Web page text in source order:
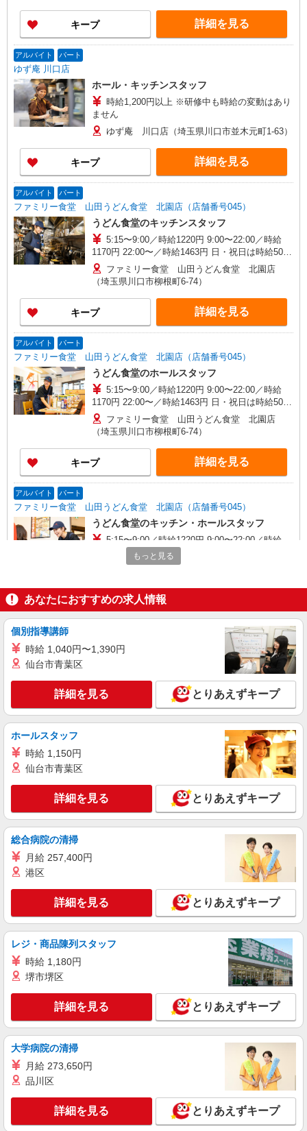
キープ 詳細を見る
アルバイト パート
ゆず庵 川口店
ホール・キッチンスタッフ
時給1,200円以上 ※研修中も時給の変動はあり
ません
ゆず庵 川口店（埼玉県川口市並木元町1-63）
キープ 詳細を見る
アルバイト パート
ファミリー食堂 山田うどん食堂 北園店（店舗番号045）
うどん食堂のキッチンスタッフ
5:15〜9:00／時給1220円 9:00〜22:00／時給
1170円 22:00〜／時給1463円 日・祝日は時給50円
アップ！（9時〜22時）
ファミリー食堂 山田うどん食堂 北園店
（埼玉県川口市柳根町6-74）
キープ 詳細を見る
アルバイト パート
ファミリー食堂 山田うどん食堂 北園店（店舗番号045）
うどん食堂のホールスタッフ
5:15〜9:00／時給1220円 9:00〜22:00／時給
1170円 22:00〜／時給1463円 日・祝日は時給50円
アップ！（9時〜22時）
ファミリー食堂 山田うどん食堂 北園店
（埼玉県川口市柳根町6-74）
キープ 詳細を見る
アルバイト パート
ファミリー食堂 山田うどん食堂 北園店（店舗番号045）
うどん食堂のキッチン・ホールスタッフ
5:15〜9:00／時給1220円 9:00〜22:00／時給
アップ！（9時〜22時）
キープ 詳細を見る
アルバイト
ケンタッキーフライドチキン アリオ川口店
カウンター・キッチンスタッフ ＜優先募集日
時＞土日祝 17:00〜21:00
時給1200円 土日祝祭日時給1250円 ＜高校生＞
時給1200円 土日祝祭日時給1250円
キープ 詳細を見る
パート
ケンタッキーフライドチキン 東川口店
時給1150円 土日祝祭日時給1250円
キープ 詳細を見る
アルバイト パート
ケンタッキーフライドチキン 西川口店
カウンター・キッチンスタッフ ＜優先募集日
時給1200円 ＜高校生＞時給1150円
埼玉県川口市並木3-1-1
詳細を見る
アルバイト パート
ケンタッキーフライドチキン ミエル川口店
カウンター・キッチンスタッフ ＜優先募集日
時＞平日（月〜金） フルタイム
もっと見る
あなたにおすすめの求人情報
個別指導講師
時給 1,040円〜1,390円
仙台市青葉区
詳細を見る とりあえずキープ
ホールスタッフ
時給 1,150円
仙台市青葉区
詳細を見る とりあえずキープ
総合病院の清掃
月給 257,400円
港区
詳細を見る とりあえずキープ
レジ・商品陳列スタッフ
時給 1,180円
堺市堺区
詳細を見る とりあえずキープ
大学病院の清掃
月給 273,650円
品川区
詳細を見る とりあえずキープ